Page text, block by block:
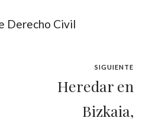
Derecho Civil
SIGUIENTE
Heredar en
Bizkaia,